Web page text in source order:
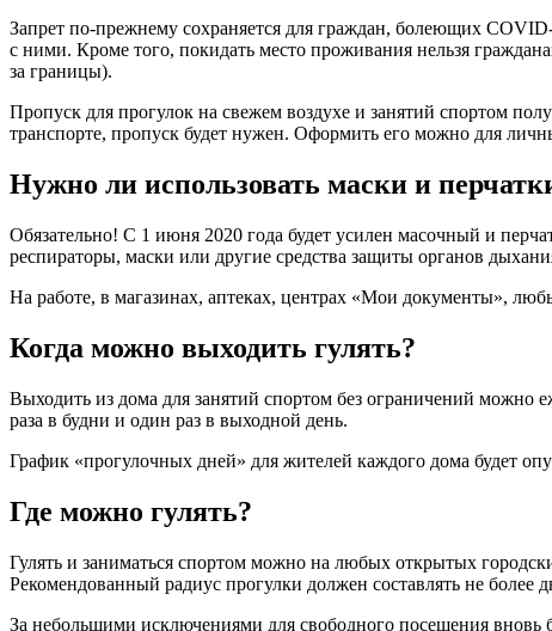
Запрет по-прежнему сохраняется для граждан, болеющих
с ними. Кроме того, покидать место проживания нельзя
за границы).
Пропуск для прогулок на свежем воздухе и занятий спортом
транспорте, пропуск будет нужен. Оформить его можно для
Нужно ли использовать маски и
Обязательно! С 1 июня 2020 года будет усилен масочный и
респираторы, маски или другие средства защиты органов
На работе, в магазинах, аптеках, центрах «Мои документы»,
Когда можно выходить гулять?
Выходить из дома для занятий спортом без ограничений
раза в будни и один раз в выходной день.
График «прогулочных дней» для жителей каждого дома будет
Где можно гулять?
Гулять и заниматься спортом можно на любых открытых
Рекомендованный радиус прогулки должен составлять не более
За небольшими исключениями для свободного посещения вновь